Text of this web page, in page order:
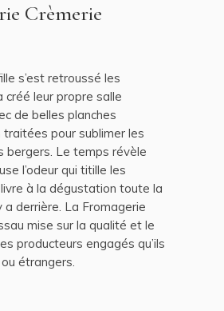
Crèmerie
s’est retroussé les
créé leur propre salle
de belles planches
traitées pour sublimer les
bergers. Le temps révèle
l’odeur qui titille les
à la dégustation toute la
a derrière. La Fromagerie
mise sur la qualité et le
producteurs engagés qu’ils
étrangers.